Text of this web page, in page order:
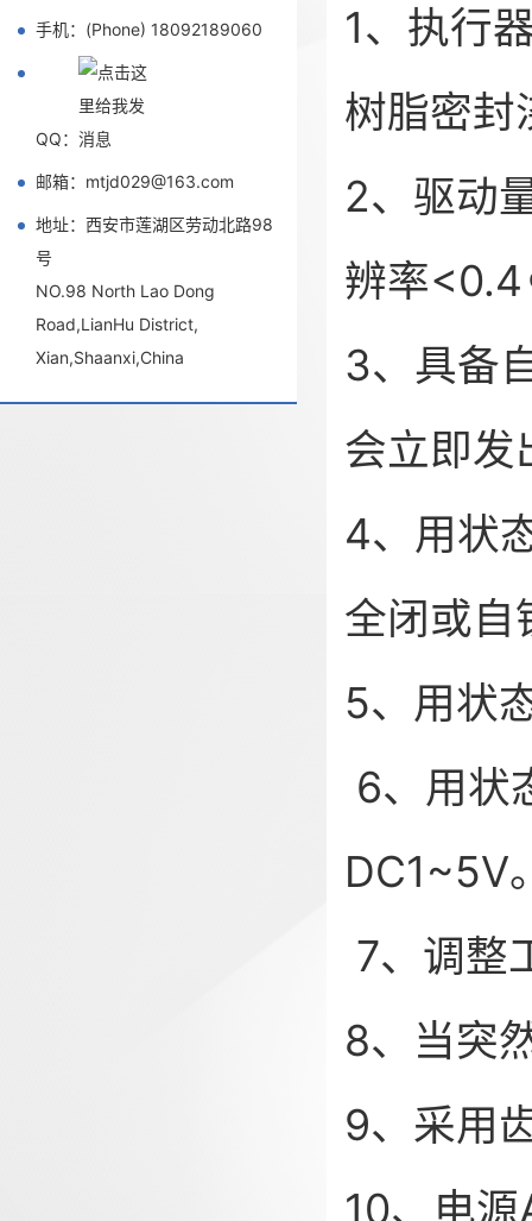
手机：(Phone) 18092189060
QQ：
邮箱：mtjd029@163.com
地址：西安市莲湖区劳动北路98
号
NO.98 North Lao Dong
Road,LianHu District,
Xian,Shaanxi,China
1、执行
树脂密封
2、驱动
辨率
3、具备
会立即发
4、用状
全闭或自
5、用状
6、用状
DC1~5V
7、调整
8、当突
9、采用
10、电